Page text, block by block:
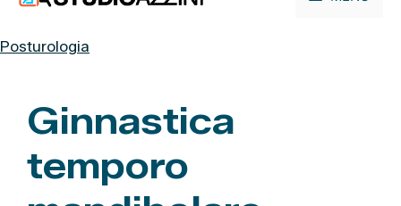
contenuto
Posturologia
Ginnastica
temporo